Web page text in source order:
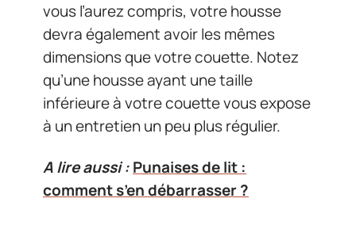
vous l’aurez compris, votre housse
devra également avoir les mêmes
dimensions que votre couette. Notez
qu’une housse ayant une taille
inférieure à votre couette vous expose
à un entretien un peu plus régulier.
A lire aussi :Punaises de lit :
comment s’en débarrasser ?